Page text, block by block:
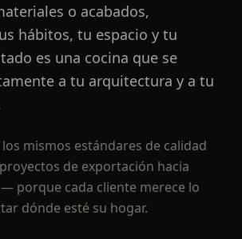
o acabados,
hábitos, tu espacio y tu
es una cocina que se
a tu arquitectura y a tu
mismos estándares de calidad
de exportación hacia
porque cada cliente merece lo
dónde esté su hogar.